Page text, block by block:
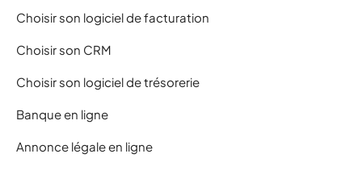
Choisir son logiciel de facturation
Choisir son CRM
Choisir son logiciel de trésorerie
Banque en ligne
Annonce légale en ligne